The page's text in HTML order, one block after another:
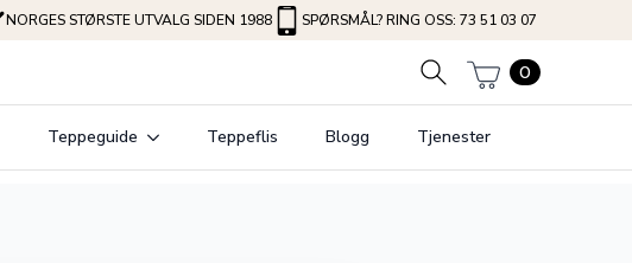
NORGES STØRSTE UTVALG SIDEN 1988 SPØRSMÅL? RING OSS: 73 51 03 07
0
Teppeguide Teppeflis Blogg Tjenester